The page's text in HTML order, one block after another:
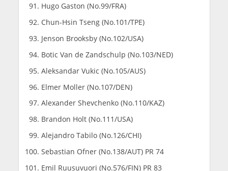
Hugo Gaston (No.99/FRA)
Chun-Hsin Tseng (No.101/TPE)
Jenson Brooksby (No.102/USA)
Botic Van de Zandschulp (No.103/NED)
Aleksandar Vukic (No.105/AUS)
Elmer Moller (No.107/DEN)
Alexander Shevchenko (No.110/KAZ)
Brandon Holt (No.111/USA)
Alejandro Tabilo (No.126/CHI)
Sebastian Ofner (No.138/AUT) PR 74
Emil Ruusuvuori (No.576/FIN) PR 83